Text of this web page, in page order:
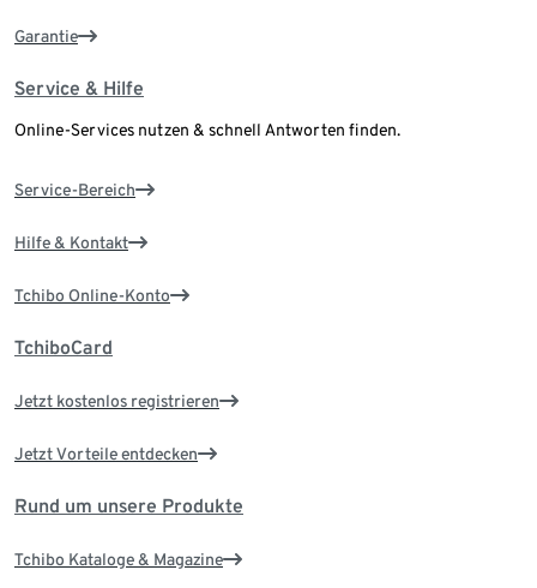
Garantie
Service & Hilfe
Online-Services nutzen & schnell Antworten finden.
Service-Bereich
Hilfe & Kontakt
Tchibo Online-Konto
TchiboCard
Jetzt kostenlos registrieren
Jetzt Vorteile entdecken
Rund um unsere Produkte
Tchibo Kataloge & Magazine